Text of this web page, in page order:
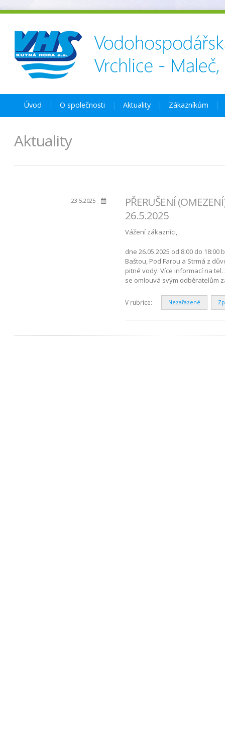
Úvod O společnosti Aktuality Zákazníkům
Aktuality
23.5.2025
PŘERUŠENÍ
26.5.2025
Vážení zákazníci,
dne 26.05.2025 od 8:00 do
Baštou, Pod Farou a Strmá z
pitné vody. Více informací na
se omlouvá svým odběratelům
V rubrice: Nezařazené